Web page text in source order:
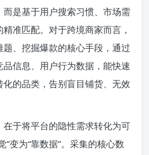
是基于用户搜索习惯、市场需
准匹配。对于跨境商家而言，
题、挖掘爆款的核心手段，通过
信息、用户行为数据，能快速
的品类，告别盲目铺货、无效
于将平台的隐性需求转化为可
变为“靠数据”。采集的核心数